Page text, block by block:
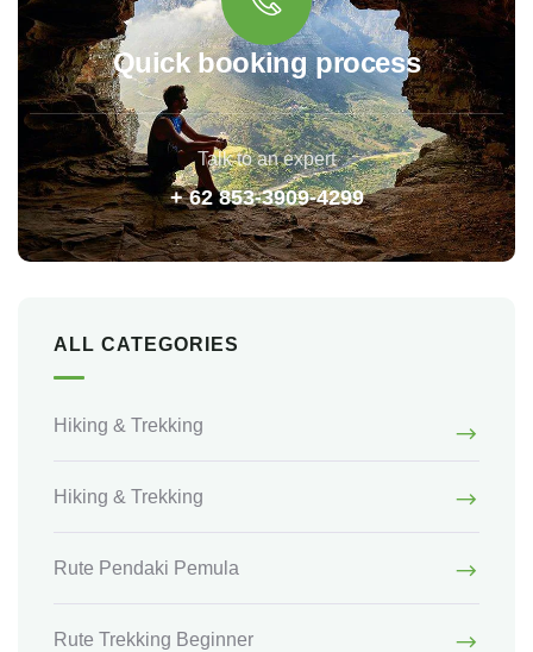
Quick booking process
Talk to an expert
+ 62 853-3909-4299
ALL CATEGORIES
Hiking & Trekking
Hiking & Trekking
Rute Pendaki Pemula
Rute Trekking Beginner